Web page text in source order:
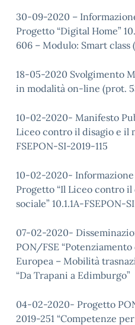
30-09-2020 –
Progetto “Digital Home”
606 – Modulo: Smart class
18-05-2020 Svolgimento
in modalità on-line (prot.
10-02-2020- Manifesto
Liceo contro il disagio e il
FSEPON-SI-2019-115
10-02-2020-
Progetto “Il Liceo contro il
sociale” 10.1.1A-FSEPON-
07-02-2020-
PON/FSE
Europea – Mobilità
“Da Trapani a Edimburgo”
04-02-2020- Progetto
2019-251 “Competenze